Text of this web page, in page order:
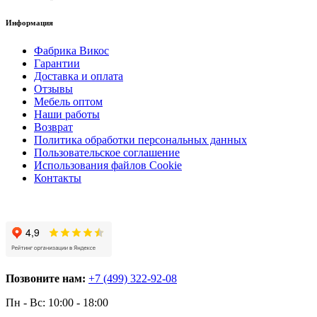
Информация
Фабрика Викос
Гарантии
Доставка и оплата
Отзывы
Мебель оптом
Наши работы
Возврат
Политика обработки персональных данных
Пользовательское соглашение
Использования файлов Cookie
Контакты
Позвоните нам: +7 (499) 322-92-08
Пн - Вс: 10:00 - 18:00